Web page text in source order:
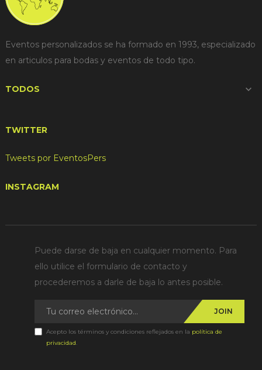
Eventos personalizados se ha formado en 1993, especializado
en articulos para bodas y eventos de todo tipo.
TODOS 
TWITTER
Tweets por EventosPers
INSTAGRAM
Puede darse de baja en cualquier momento. Para
ello utilice el formulario de contacto y
procederemos a darle de baja lo antes posible.
JOIN
Acepto los términos y condiciones reflejados en la política de
privacidad.